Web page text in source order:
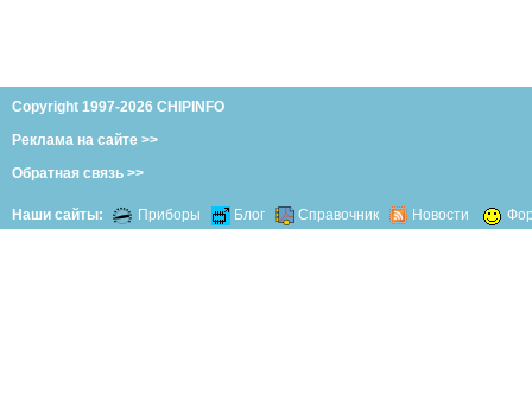
Copyright 1997-2026 CHIPINFO
Реклама на сайте >>
Обратная связь >>
Наши сайты: Приборы Блог Справочник Новости